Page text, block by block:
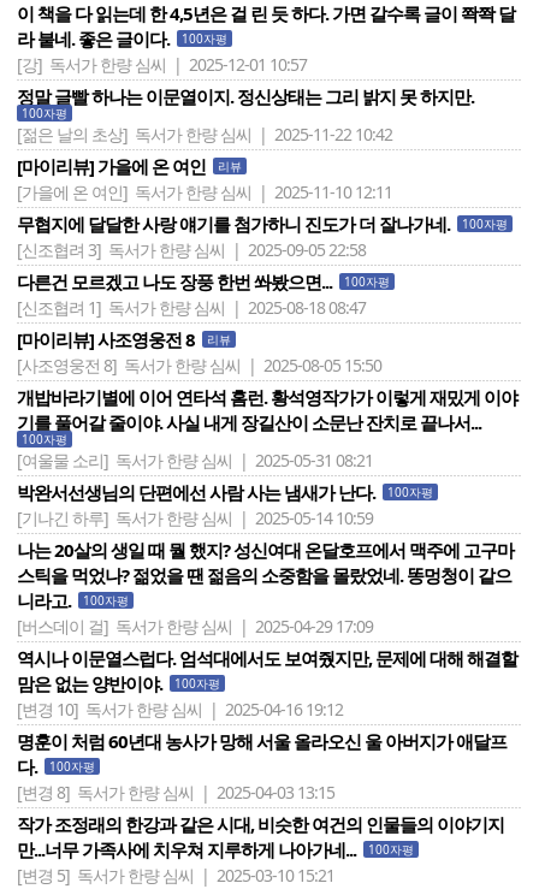
이 책을 다 읽는데 한 4,5년은 걸 린 듯 하다. 가면 갈수록 글이 쫙쫙 달
라 붙네. 좋은 글이다.
100자평
[강] 독서가 한량 심씨 | 2025-12-01 10:57
정말 글빨 하나는 이문열이지. 정신상태는 그리 밝지 못 하지만.
100자평
[젊은 날의 초상] 독서가 한량 심씨 | 2025-11-22 10:42
[마이리뷰] 가을에 온 여인 리뷰
[가을에 온 여인] 독서가 한량 심씨 | 2025-11-10 12:11
무협지에 달달한 사랑 얘기를 첨가하니 진도가 더 잘나가네. 100자평
[신조협려 3] 독서가 한량 심씨 | 2025-09-05 22:58
다른건 모르겠고 나도 장풍 한번 쏴봤으면... 100자평
[신조협려 1] 독서가 한량 심씨 | 2025-08-18 08:47
[마이리뷰] 사조영웅전 8 리뷰
[사조영웅전 8] 독서가 한량 심씨 | 2025-08-05 15:50
개밥바라기별에 이어 연타석 홈런. 황석영작가가 이렇게 재밌게 이야
기를 풀어갈 줄이야. 사실 내게 장길산이 소문난 잔치로 끝나서...
100자평
[여울물 소리] 독서가 한량 심씨 | 2025-05-31 08:21
박완서선생님의 단편에선 사람 사는 냄새가 난다. 100자평
[기나긴 하루] 독서가 한량 심씨 | 2025-05-14 10:59
나는 20살의 생일 때 뭘 했지? 성신여대 온달호프에서 맥주에 고구마
스틱을 먹었나? 젊었을 땐 젊음의 소중함을 몰랐었네. 똥멍청이 같으
니라고.
100자평
[버스데이 걸] 독서가 한량 심씨 | 2025-04-29 17:09
역시나 이문열스럽다. 엄석대에서도 보여줬지만, 문제에 대해 해결할
맘은 없는 양반이야.
100자평
[변경 10] 독서가 한량 심씨 | 2025-04-16 19:12
명훈이 처럼 60년대 농사가 망해 서울 올라오신 울 아버지가 애달프
다.
100자평
[변경 8] 독서가 한량 심씨 | 2025-04-03 13:15
작가 조정래의 한강과 같은 시대, 비슷한 여건의 인물들의 이야기지
만...너무 가족사에 치우쳐 지루하게 나아가네...
100자평
[변경 5] 독서가 한량 심씨 | 2025-03-10 15:21